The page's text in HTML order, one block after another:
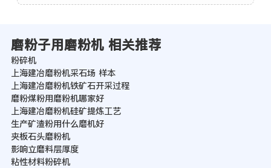
磨粉子用磨粉机 相关推荐
粉碎机
上海建冶磨粉机采石场 样本
上海建冶磨粉机铁矿石开采过程
磨粉煤粉用磨粉机哪家好
上海建冶磨粉机硅矿提炼工艺
生产矿渣粉用什么磨机好
夹板石头磨粉机
影响立磨料层厚度
粘性材料粉碎机